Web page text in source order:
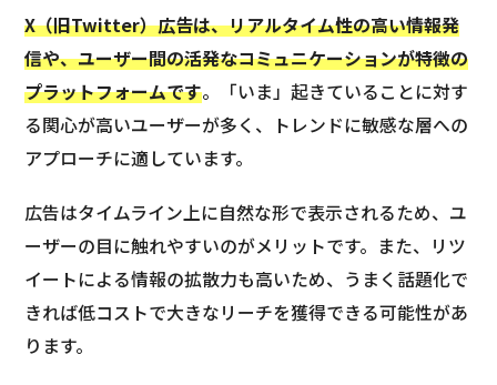
X（旧Twitter）広告は、リアルタイム性の高い情報発
信や、ユーザー間の活発なコミュニケーションが特徴の
プラットフォームです。「いま」起きていることに対す
る関心が高いユーザーが多く、トレンドに敏感な層への
アプローチに適しています。
広告はタイムライン上に自然な形で表示されるため、ユ
ーザーの目に触れやすいのがメリットです。また、リツ
イートによる情報の拡散力も高いため、うまく話題化で
きれば低コストで大きなリーチを獲得できる可能性があ
ります。